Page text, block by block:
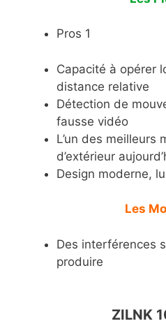
Pros 1
Capacité à opérer
distance relative
Détection de
fausse vidéo
L’un des meilleurs
d’extérieur
Design moderne,
Les
Des interférences
produire
ZILNK